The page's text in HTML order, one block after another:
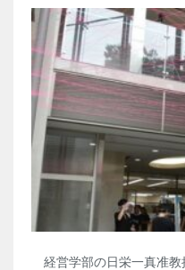
経営学部の日栄一真准教